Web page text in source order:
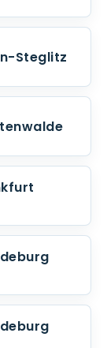
Steglitz